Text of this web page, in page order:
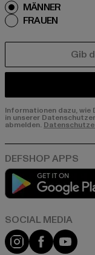
MÄNNER
FRAUEN
Informationen dazu, wie
in unserer
abmelden.
Instagram
Facebook